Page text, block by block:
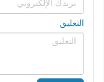
التعليق